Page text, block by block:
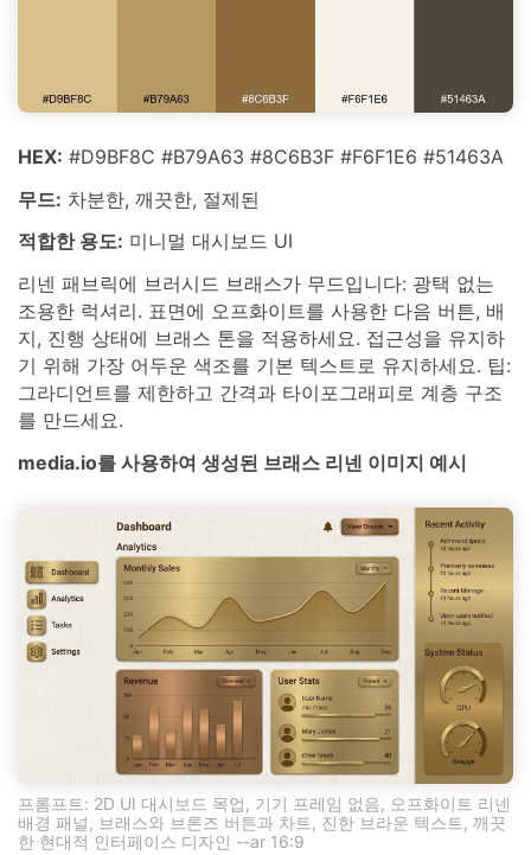
HEX: #D9BF8C #B79A63 #8C6B3F #F6F1E6 #51463A
무드: 차분한, 깨끗한, 절제된
적합한 용도: 미니멀 대시보드 UI
리넨 패브릭에 브러시드 브래스가 무드입니다: 광택 없는
조용한 럭셔리. 표면에 오프화이트를 사용한 다음 버튼, 배
지, 진행 상태에 브래스 톤을 적용하세요. 접근성을 유지하
기 위해 가장 어두운 색조를 기본 텍스트로 유지하세요. 팁:
그라디언트를 제한하고 간격과 타이포그래피로 계층 구조
를 만드세요.
media.io를 사용하여 생성된 브래스 리넨 이미지 예시
프롬프트: 2D UI 대시보드 목업, 기기 프레임 없음, 오프화이트 리넨
배경 패널, 브래스와 브론즈 버튼과 차트, 진한 브라운 텍스트, 깨끗
한 현대적 인터페이스 디자인 --ar 16:9